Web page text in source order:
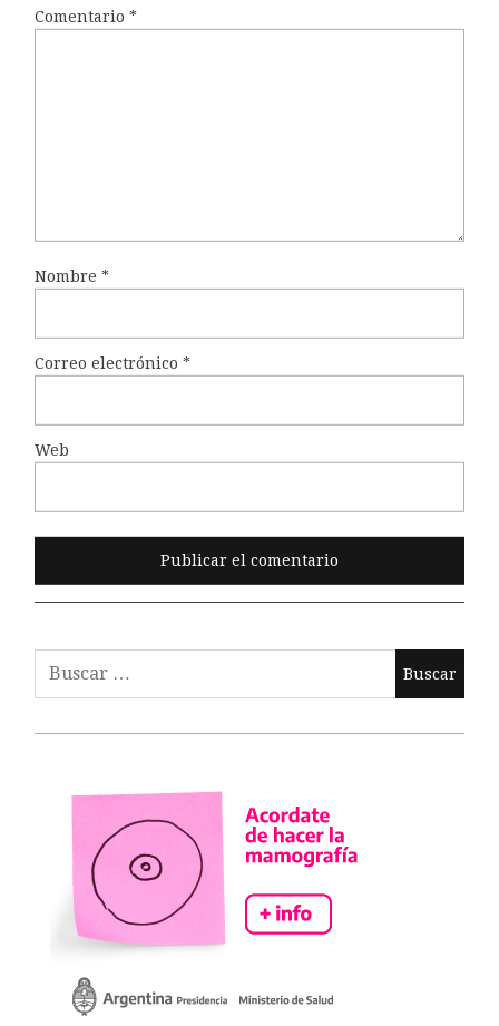
Comentario *
Nombre *
Correo electrónico *
Web